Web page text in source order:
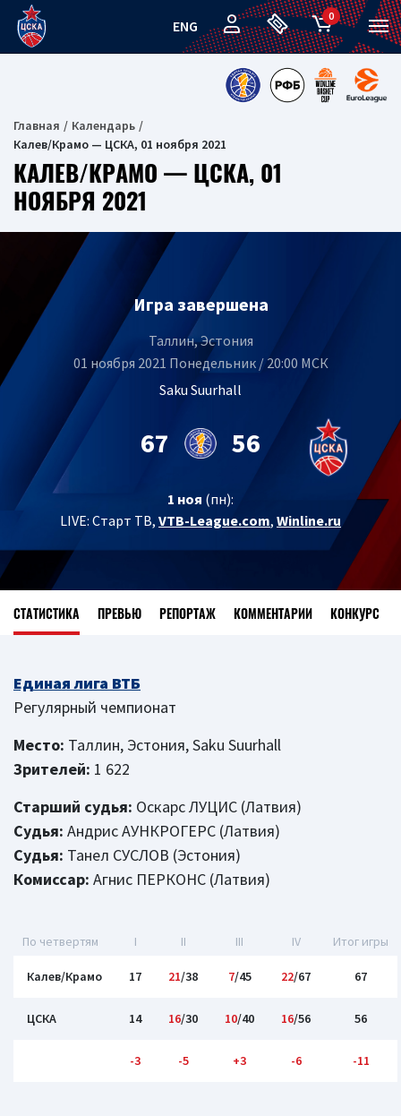
ENG
0
Главная
Календарь
Калев/Крамо — ЦСКА, 01 ноября 2021
КАЛЕВ/КРАМО — ЦСКА, 01
НОЯБРЯ 2021
Игра завершена
Таллин, Эстония
01 ноября 2021 Понедельник / 20:00 МСК
Saku Suurhall
67 56
1 ноя (пн):
LIVE: Старт ТВ, VTB-League.com, Winline.ru
СТАТИСТИКА ПРЕВЬЮ РЕПОРТАЖ КОММЕНТАРИИ КОНКУРС
Единая лига ВТБ
Регулярный чемпионат
Место: Таллин, Эстония, Saku Suurhall
Зрителей: 1 622
Старший судья: Оскарс ЛУЦИС (Латвия)
Судья: Андрис АУНКРОГЕРС (Латвия)
Судья: Танел СУСЛОВ (Эстония)
Комиссар: Агнис ПЕРКОНС (Латвия)
По четвертям I II III IV Итог игры
Калев/Крамо 17 21/38 7/45 22/67 67
ЦСКА 14 16/30 10/40 16/56 56
-3 -5 +3 -6 -11